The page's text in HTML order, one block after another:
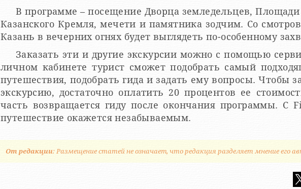
В программе – посещение Дворца земледельцев, Площади
Казанского Кремля, мечети и памятника зодчим. Со
Казань в вечерних огнях будет выглядеть по-особенному
Заказать эти и другие экскурсии можно с помощью
личном кабинете турист сможет подобрать самый
путешествия, подобрать гида и задать ему вопросы. Чтобы
экскурсию, достаточно оплатить 20 процентов ее
часть возвращается гиду после окончания программы. С
путешествие окажется незабываемым.
От редакции: Размещение статей не означает, что редакция разделяет мнение его